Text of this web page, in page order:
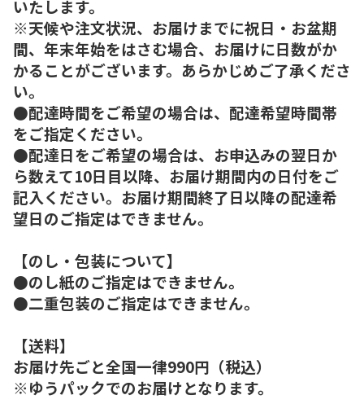
いたします。
※天候や注文状況、お届けまでに祝日・お盆期
間、年末年始をはさむ場合、お届けに日数がか
かることがございます。あらかじめご了承くださ
い。
●配達時間をご希望の場合は、配達希望時間帯
をご指定ください。
●配達日をご希望の場合は、お申込みの翌日か
ら数えて10日目以降、お届け期間内の日付をご
記入ください。お届け期間終了日以降の配達希
望日のご指定はできません。
【のし・包装について】
●のし紙のご指定はできません。
●二重包装のご指定はできません。
【送料】
お届け先ごと全国一律990円（税込）
※ゆうパックでのお届けとなります。